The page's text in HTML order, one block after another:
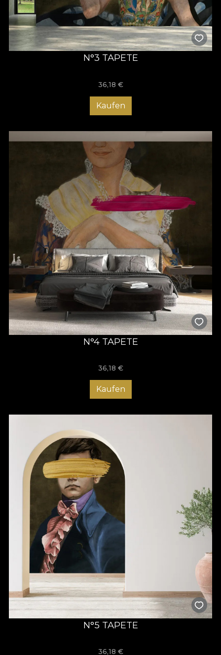
N°3 TAPETE
36,18 €
Kaufen
N°4 TAPETE
36,18 €
Kaufen
N°5 TAPETE
36,18 €